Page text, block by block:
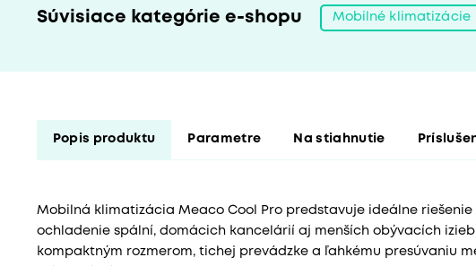
Súvisiace kategórie e-shopu Mobilné klimatizácie
Popis produktu Parametre Na stiahnutie
Mobilná klimatizácia Meaco Cool Pro predstavuje ideálne
ochladenie spální, domácich kancelárií aj menších obývacích izieb
kompaktným rozmerom, tichej prevádzke a ľahkému presúvaniu